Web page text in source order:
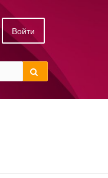
Войти